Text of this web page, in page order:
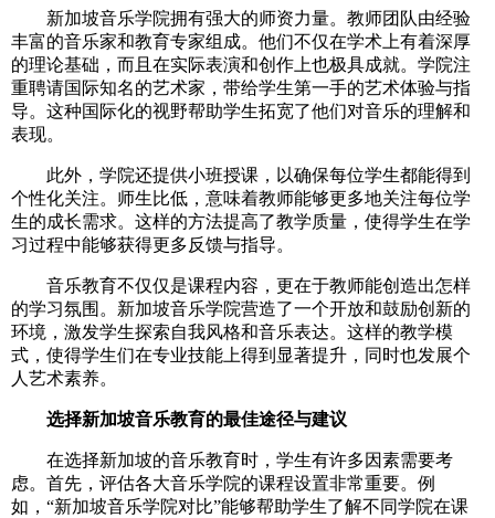
新加坡音乐学院拥有强大的师资力量。教师团队由经验
丰富的音乐家和教育专家组成。他们不仅在学术上有着深厚
的理论基础，而且在实际表演和创作上也极具成就。学院注
重聘请国际知名的艺术家，带给学生第一手的艺术体验与指
导。这种国际化的视野帮助学生拓宽了他们对音乐的理解和
表现。
此外，学院还提供小班授课，以确保每位学生都能得到
个性化关注。师生比低，意味着教师能够更多地关注每位学
生的成长需求。这样的方法提高了教学质量，使得学生在学
习过程中能够获得更多反馈与指导。
音乐教育不仅仅是课程内容，更在于教师能创造出怎样
的学习氛围。新加坡音乐学院营造了一个开放和鼓励创新的
环境，激发学生探索自我风格和音乐表达。这样的教学模
式，使得学生们在专业技能上得到显著提升，同时也发展个
人艺术素养。
选择新加坡音乐教育的最佳途径与建议
在选择新加坡的音乐教育时，学生有许多因素需要考
虑。首先，评估各大音乐学院的课程设置非常重要。例
如，“新加坡音乐学院对比”能够帮助学生了解不同学院在课